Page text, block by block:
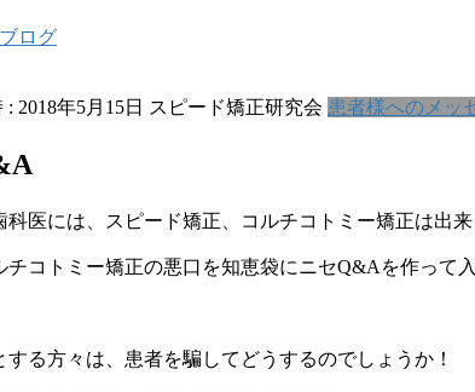
ログ
: 2018年5月15日 スピード矯正研究会 患者様へのメッ
医には、スピード矯正、コルチコトミー矯正は出来
コトミー矯正の悪口を知恵袋にニセQ&Aを作って
る方々は、患者を騙してどうするのでしょうか！